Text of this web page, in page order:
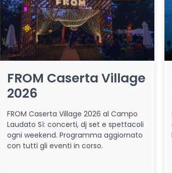
FROM Caserta Village
2026
FROM Caserta Village 2026 al Campo
Laudato Sì: concerti, dj set e spettacoli
ogni weekend. Programma aggiornato
con tutti gli eventi in corso.